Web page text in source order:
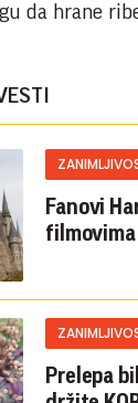
da hrane
Fanovi
filmovima
Prelepa